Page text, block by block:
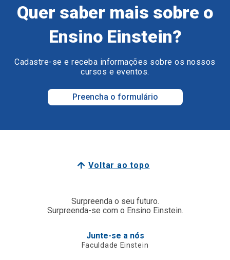
Quer saber mais sobre o
Ensino Einstein?
Cadastre-se e receba informações sobre os nossos
cursos e eventos.
Preencha o formulário
Voltar ao topo
Surpreenda o seu futuro.
Surpreenda-se com o Ensino Einstein.
Junte-se a nós
Faculdade Einstein